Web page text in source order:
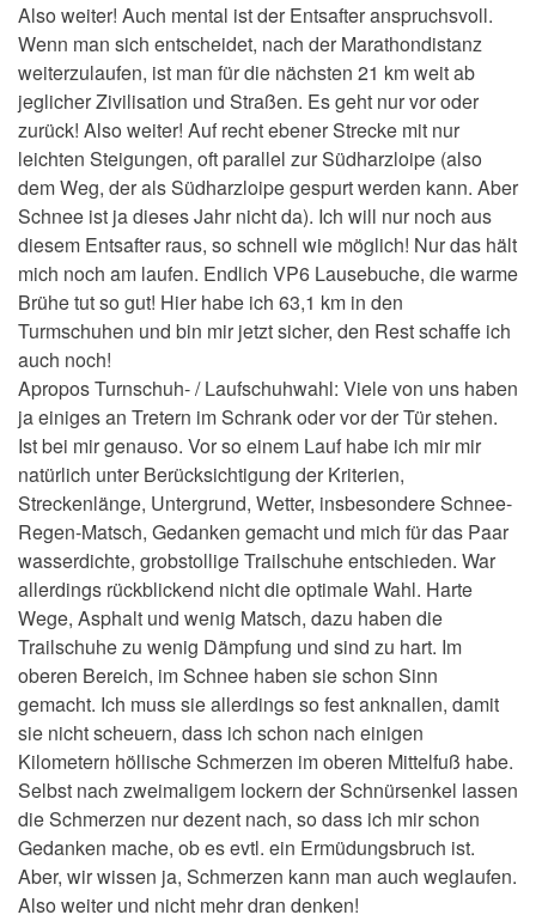
Also weiter! Auch mental ist der Entsafter anspruchsvoll.
Wenn man sich entscheidet, nach der Marathondistanz
weiterzulaufen, ist man für die nächsten 21 km weit ab
jeglicher Zivilisation und Straßen. Es geht nur vor oder
zurück! Also weiter! Auf recht ebener Strecke mit nur
leichten Steigungen, oft parallel zur Südharzloipe (also
dem Weg, der als Südharzloipe gespurt werden kann. Aber
Schnee ist ja dieses Jahr nicht da). Ich will nur noch aus
diesem Entsafter raus, so schnell wie möglich! Nur das hält
mich noch am laufen. Endlich VP6 Lausebuche, die warme
Brühe tut so gut! Hier habe ich 63,1 km in den
Turmschuhen und bin mir jetzt sicher, den Rest schaffe ich
auch noch!
Apropos Turnschuh- / Laufschuhwahl: Viele von uns haben
ja einiges an Tretern im Schrank oder vor der Tür stehen.
Ist bei mir genauso. Vor so einem Lauf habe ich mir mir
natürlich unter Berücksichtigung der Kriterien,
Streckenlänge, Untergrund, Wetter, insbesondere Schnee-
Regen-Matsch, Gedanken gemacht und mich für das Paar
wasserdichte, grobstollige Trailschuhe entschieden. War
allerdings rückblickend nicht die optimale Wahl. Harte
Wege, Asphalt und wenig Matsch, dazu haben die
Trailschuhe zu wenig Dämpfung und sind zu hart. Im
oberen Bereich, im Schnee haben sie schon Sinn
gemacht. Ich muss sie allerdings so fest anknallen, damit
sie nicht scheuern, dass ich schon nach einigen
Kilometern höllische Schmerzen im oberen Mittelfuß habe.
Selbst nach zweimaligem lockern der Schnürsenkel lassen
die Schmerzen nur dezent nach, so dass ich mir schon
Gedanken mache, ob es evtl. ein Ermüdungsbruch ist.
Aber, wir wissen ja, Schmerzen kann man auch weglaufen.
Also weiter und nicht mehr dran denken!